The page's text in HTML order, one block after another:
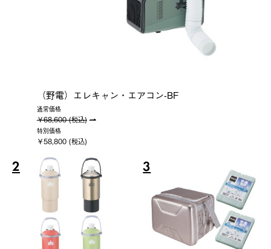
（野電）エレキャン・エアコン-BF
通常価格
￥68,600 (税込)
特別価格
￥58,800 (税込)
2 3